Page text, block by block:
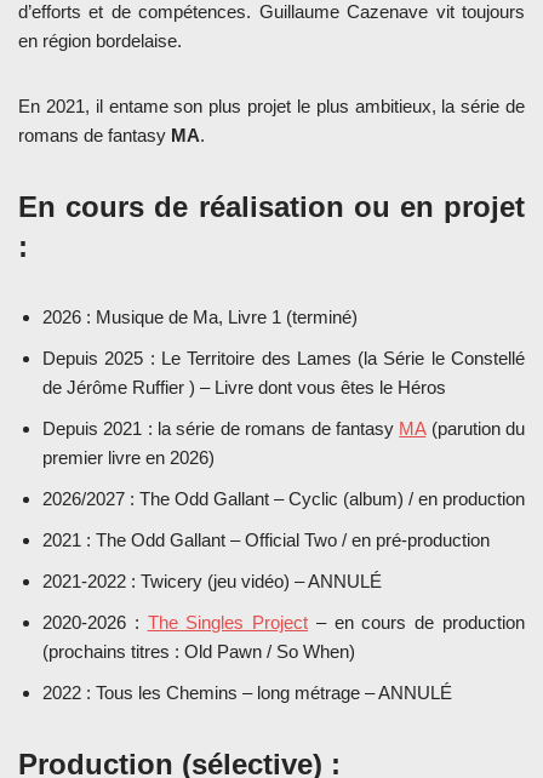
d’efforts et de compétences. Guillaume Cazenave vit toujours
en région bordelaise.
En 2021, il entame son plus projet le plus ambitieux, la série de
romans de fantasy MA.
En cours de réalisation ou en projet
:
2026 : Musique de Ma, Livre 1 (terminé)
Depuis 2025 : Le Territoire des Lames (la Série le Constellé
de Jérôme Ruffier ) – Livre dont vous êtes le Héros
Depuis 2021 : la série de romans de fantasy MA(parution du
premier livre en 2026)
2026/2027 : The Odd Gallant – Cyclic (album) / en production
2021 : The Odd Gallant – Official Two / en pré-production
2021-2022 : Twicery (jeu vidéo) – ANNULÉ
2020-2026 : The Singles Project – en cours de production
(prochains titres : Old Pawn / So When)
2022 : Tous les Chemins – long métrage – ANNULÉ
Production (sélective) :